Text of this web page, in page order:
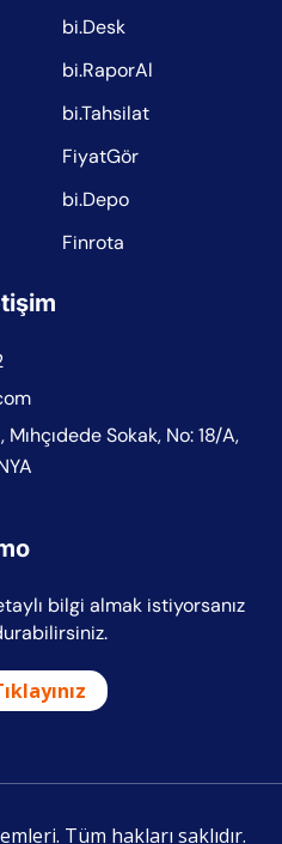
bi.Desk
bi.RaporAl
bi.Tahsilat
FiyatGör
bi.Depo
Finrota
Sokak, No: 18/A,
bilgi almak istiyorsanız
Tüm hakları saklıdır.